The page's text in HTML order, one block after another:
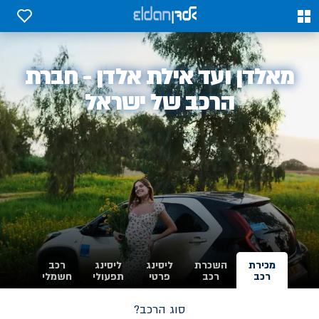
0
0
אלדן
מאלדן ועד אילת אלדן - חברת
הרכב של ישראל
מכירת
רכב
השכרת
רכב
ליסינג
פרטי
ליסינג
תפעולי
רכב
חשמלי
סוג הרכב?